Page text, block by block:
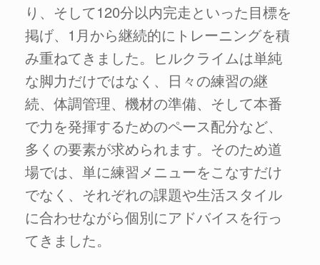
り、そして120分以内完走といった目標を
掲げ、1月から継続的にトレーニングを積
み重ねてきました。ヒルクライムは単純
な脚力だけではなく、日々の練習の継
続、体調管理、機材の準備、そして本番
で力を発揮するためのペース配分など、
多くの要素が求められます。そのため道
場では、単に練習メニューをこなすだけ
でなく、それぞれの課題や生活スタイル
に合わせながら個別にアドバイスを行っ
てきました。